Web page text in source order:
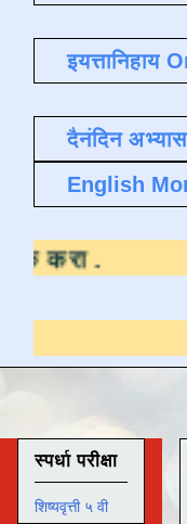
इयत्तानिहाय
दैनंदिन
English
येथे क्लिक
स्पर्धा परीक्षा
शिष्यवृत्ती ५ वी